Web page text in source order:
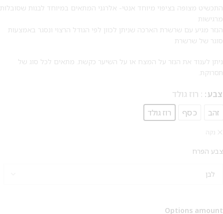
התכשיט מצופה בציפוי מיוחד אנטי- אלרגני המתאים במיוחד לבנות שסובלות
מרגישות
הנזר מגיע עם שרשרת הארכה שניתן לכוון לפי הגודל הרצוי ונסגר באמצעות
סוגר של שרשרת
ניתן לענוד את הנזר על המצח או על השיער כקשת. מתאים לכל סוג של
תסרוקת.
צבע : רוז גולד
זהב
כסף רוז גולד
נקה
צבע הפרח
Options amount
מבצע 1+1
על החירור ל-50 הפונות ראשונות